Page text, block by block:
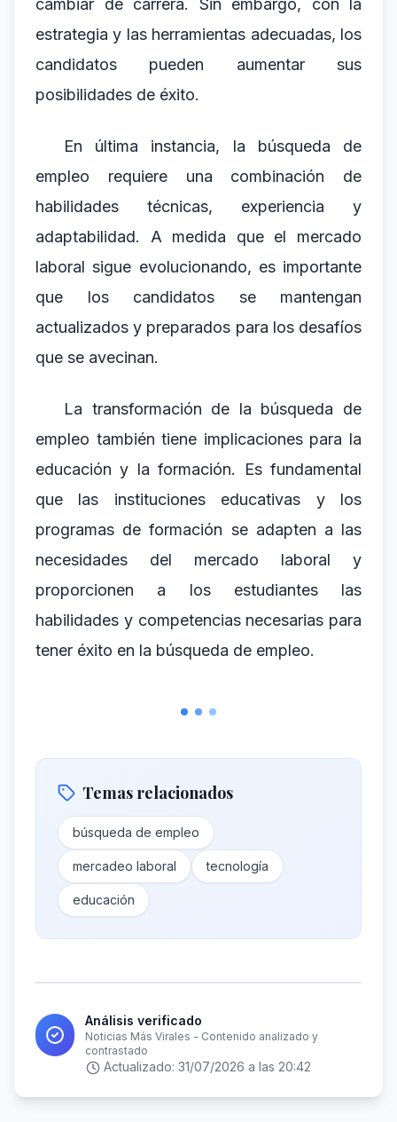
cambiar de carrera. Sin embargo, con la
estrategia y las herramientas adecuadas, los
candidatos pueden aumentar sus
posibilidades de éxito.
En última instancia, la búsqueda de
empleo requiere una combinación de
habilidades técnicas, experiencia y
adaptabilidad. A medida que el mercado
laboral sigue evolucionando, es importante
que los candidatos se mantengan
actualizados y preparados para los desafíos
que se avecinan.
La transformación de la búsqueda de
empleo también tiene implicaciones para la
educación y la formación. Es fundamental
que las instituciones educativas y los
programas de formación se adapten a las
necesidades del mercado laboral y
proporcionen a los estudiantes las
habilidades y competencias necesarias para
tener éxito en la búsqueda de empleo.
Temas relacionados
búsqueda de empleo
mercadeo laboral tecnología
educación
Análisis verificado
Noticias Más Virales - Contenido analizado y
contrastado
Actualizado: 31/07/2026 a las 20:42